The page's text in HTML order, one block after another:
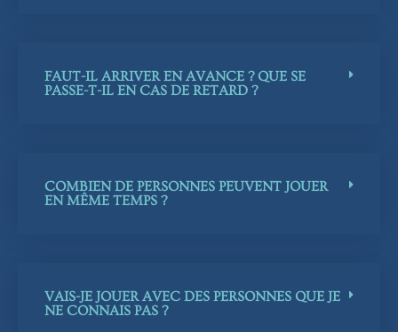
FAUT-IL ARRIVER EN AVANCE ? QUE SE
PASSE-T-IL EN CAS DE RETARD ?
COMBIEN DE PERSONNES PEUVENT JOUER
EN MÊME TEMPS ?
VAIS-JE JOUER AVEC DES PERSONNES QUE JE
NE CONNAIS PAS ?